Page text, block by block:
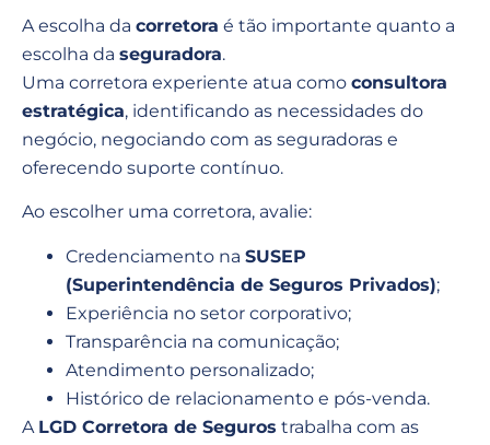
A escolha da corretora é tão importante quanto a
escolha da seguradora.
Uma corretora experiente atua como consultora
estratégica, identificando as necessidades do
negócio, negociando com as seguradoras e
oferecendo suporte contínuo.
Ao escolher uma corretora, avalie:
Credenciamento na SUSEP
(Superintendência de Seguros Privados);
Experiência no setor corporativo;
Transparência na comunicação;
Atendimento personalizado;
Histórico de relacionamento e pós-venda.
A LGD Corretora de Seguros trabalha com as